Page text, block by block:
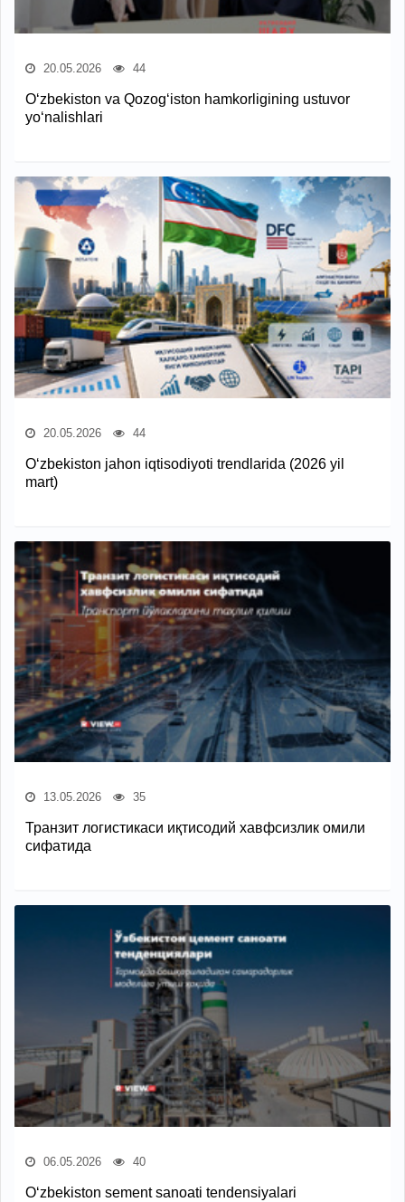
20.05.2026 44
O‘zbekiston va Qozog‘iston hamkorligining ustuvor
yo‘nalishlari
20.05.2026 44
O‘zbekiston jahon iqtisodiyoti trendlarida (2026 yil
mart)
13.05.2026 35
Транзит логистикаси иқтисодий хавфсизлик омили
сифатида
06.05.2026 40
O‘zbekiston sement sanoati tendensiyalari